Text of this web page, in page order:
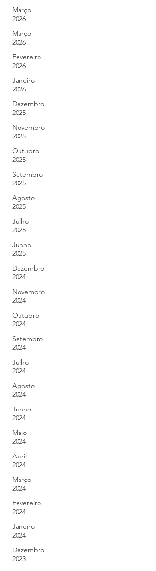
Março
2026
Março
2026
Fevereiro
2026
Janeiro
2026
Dezembro
2025
Novembro
2025
Outubro
2025
Setembro
2025
Agosto
2025
Julho
2025
Junho
2025
Dezembro
2024
Novembro
2024
Outubro
2024
Setembro
2024
Julho
2024
Agosto
2024
Junho
2024
Maio
2024
Abril
2024
Março
2024
Fevereiro
2024
Janeiro
2024
Dezembro
2023